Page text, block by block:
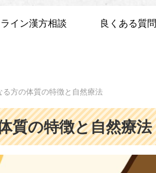
イン漢方相談 良くある質問
方の体質の特徴と自然療法
質の特徴と自然療法